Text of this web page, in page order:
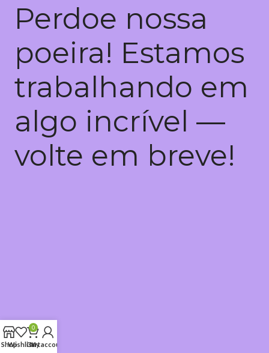
Perdoe nossa
poeira! Estamos
trabalhando em
algo incrível —
volte em breve!
ShopWishlist
0
Cart
My account